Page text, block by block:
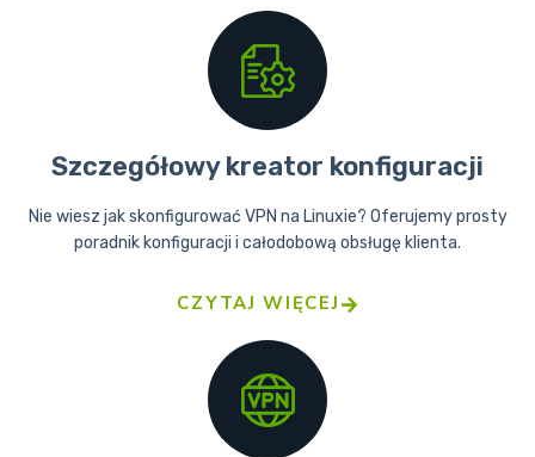
Szczegółowy kreator konfiguracji
Nie wiesz jak skonfigurować VPN na Linuxie? Oferujemy prosty
poradnik konfiguracji i całodobową obsługę klienta.
CZYTAJ WIĘCEJ